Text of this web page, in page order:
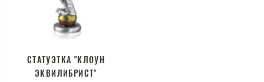
СТАТУЭТКА "КЛОУН
ЭКВИЛИБРИСТ"